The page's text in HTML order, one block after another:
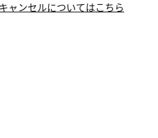
ャンセルについてはこちら